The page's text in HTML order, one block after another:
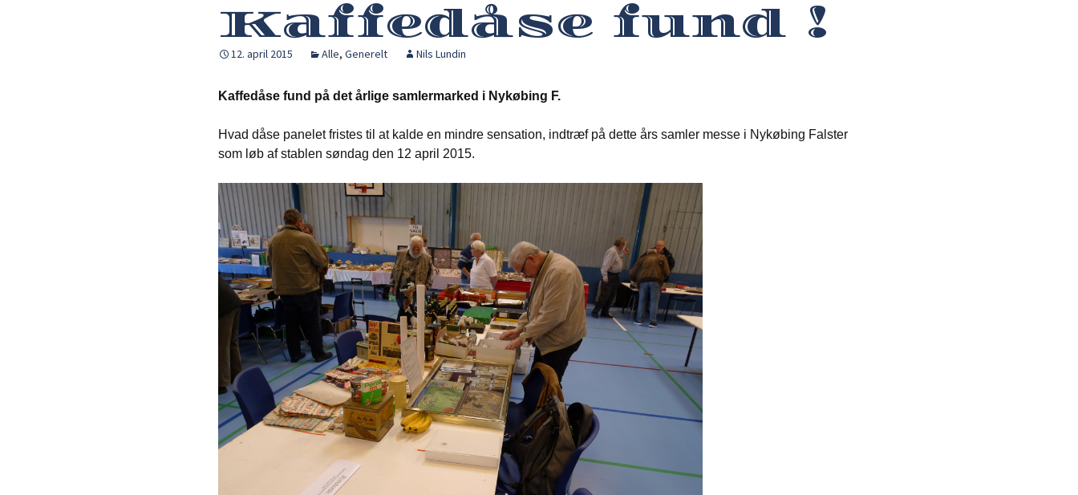
Kaffedåse fund !
12. april 2015 Alle, Generelt Nils Lundin
Kaffedåse fund på det årlige samlermarked i Nykøbing F.
Hvad dåse panelet fristes til at kalde en mindre sensation, indtræf på dette års samler messe i Nykøbing Falster
som løb af stablen søndag den 12 april 2015.